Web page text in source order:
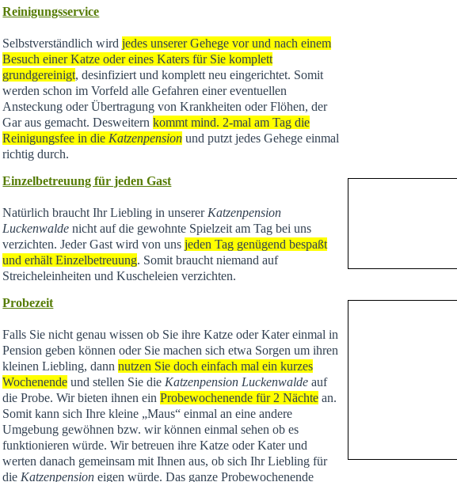
Reinigungsservice
Selbstverständlich wirdjedes unserer Gehege vor und nach einem
Besuch einer Katze oder eines Katers für Sie komplett
grundgereinigt, desinfiziert und komplett neu eingerichtet. Somit
werden schon im Vorfeld alle Gefahren einer eventuellen
Ansteckung oder Übertragung von Krankheiten oder Flöhen, der
Gar aus gemacht. Desweiternkommt mind. 2-mal am Tag die
Reinigungsfee in die Katzenpension und putzt jedes Gehege einmal
richtig durch.
Einzelbetreuung für jeden Gast
Natürlich braucht Ihr Liebling in unserer Katzenpension
Luckenwalde nicht auf die gewohnte Spielzeit am Tag bei uns
verzichten. Jeder Gast wird von unsjeden Tag genügend bespaßt
und erhält Einzelbetreuung. Somit braucht niemand auf
Streicheleinheiten und Kuscheleien verzichten.
Probezeit
Falls Sie nicht genau wissen ob Sie ihre Katze oder Kater einmal in
Pension geben können oder Sie machen sich etwa Sorgen um ihren
kleinen Liebling, dannnutzen Sie doch einfach mal ein kurzes
Wochenende und stellen Sie die Katzenpension Luckenwalde auf
die Probe. Wir bieten ihnen einProbewochenende für 2 Nächte an.
Somit kann sich Ihre kleine „Maus“ einmal an eine andere
Umgebung gewöhnen bzw. wir können einmal sehen ob es
funktionieren würde. Wir betreuen ihre Katze oder Kater und
werten danach gemeinsam mit Ihnen aus, ob sich Ihr Liebling für
die Katzenpension eigen würde. Das ganze Probewochenende